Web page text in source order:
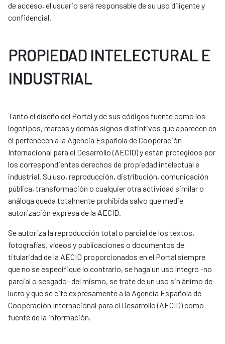
de acceso, el usuario será responsable de su uso diligente y
confidencial.
PROPIEDAD INTELECTURAL E
INDUSTRIAL
Tanto el diseño del Portal y de sus códigos fuente como los
logotipos, marcas y demás signos distintivos que aparecen en
él pertenecen a la Agencia Española de Cooperación
Internacional para el Desarrollo (AECID) y están protegidos por
los correspondientes derechos de propiedad intelectual e
industrial. Su uso, reproducción, distribución, comunicación
pública, transformación o cualquier otra actividad similar o
análoga queda totalmente prohibida salvo que medie
autorización expresa de la AECID.
Se autoriza la reproducción total o parcial de los textos,
fotografías, vídeos y publicaciones o documentos de
titularidad de la AECID proporcionados en el Portal siempre
que no se especifique lo contrario, se haga un uso íntegro -no
parcial o sesgado- del mismo, se trate de un uso sin ánimo de
lucro y que se cite expresamente a la Agencia Española de
Cooperación Internacional para el Desarrollo (AECID) como
fuente de la información.